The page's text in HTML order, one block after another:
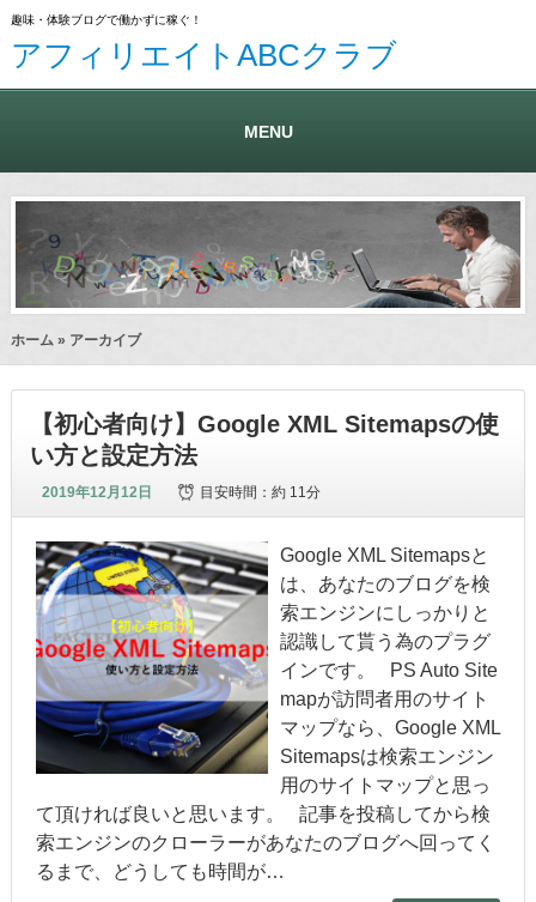
趣味・体験ブログで働かずに稼ぐ！
アフィリエイトABCクラブ
MENU
ホーム » アーカイブ
【初心者向け】Google XML Sitemapsの使
い方と設定方法
2019年12月12日 目安時間：約 11分
Google XML Sitemapsと
は、あなたのブログを検
索エンジンにしっかりと
認識して貰う為のプラグ
インです。 PS Auto Site
mapが訪問者用のサイト
マップなら、Google XML
Sitemapsは検索エンジン
用のサイトマップと思っ
て頂ければ良いと思います。 記事を投稿してから検
索エンジンのクローラーがあなたのブログへ回ってく
るまで、どうしても時間が…